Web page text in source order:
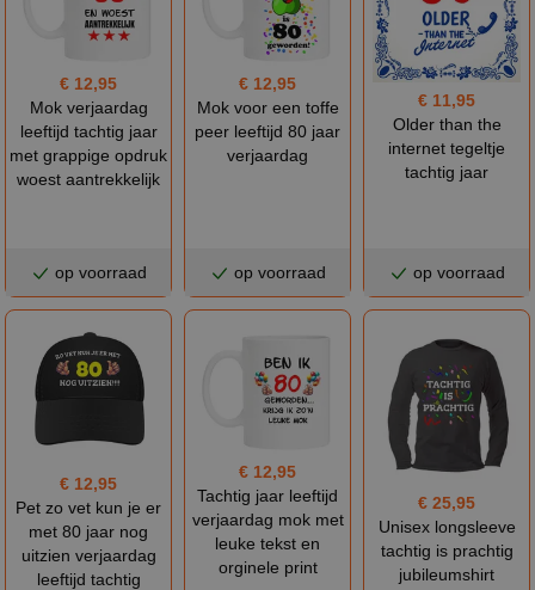
€ 12,95
Mok verjaardag
leeftijd tachtig jaar
met grappige opdruk
woest aantrekkelijk
op voorraad
€ 12,95
Mok voor een toffe
peer leeftijd 80 jaar
verjaardag
op voorraad
€ 11,95
Older than the
internet tegeltje
tachtig jaar
op voorraad
€ 12,95
Pet zo vet kun je er
met 80 jaar nog
uitzien verjaardag
leeftijd tachtig
€ 12,95
Tachtig jaar leeftijd
verjaardag mok met
leuke tekst en
orginele print
€ 25,95
Unisex longsleeve
tachtig is prachtig
jubileumshirt